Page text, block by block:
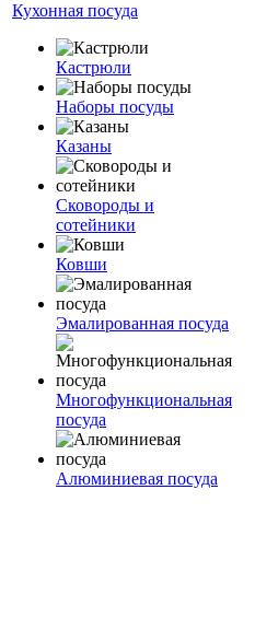
Кухонная посуда
Кастрюли
Наборы посуды
Казаны
Сковороды и
сотейники
Ковши
Эмалированная посуда
Многофункциональная
посуда
Алюминиевая посуда